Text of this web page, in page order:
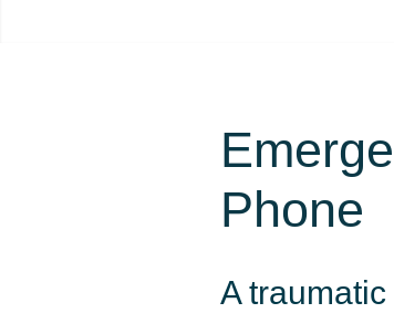
Phone
A